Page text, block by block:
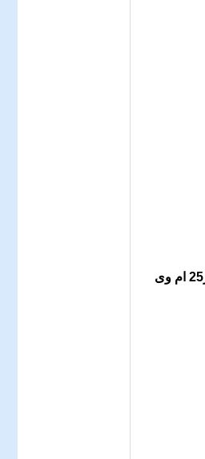
یاتاقان ثابت سایز25 ام وی